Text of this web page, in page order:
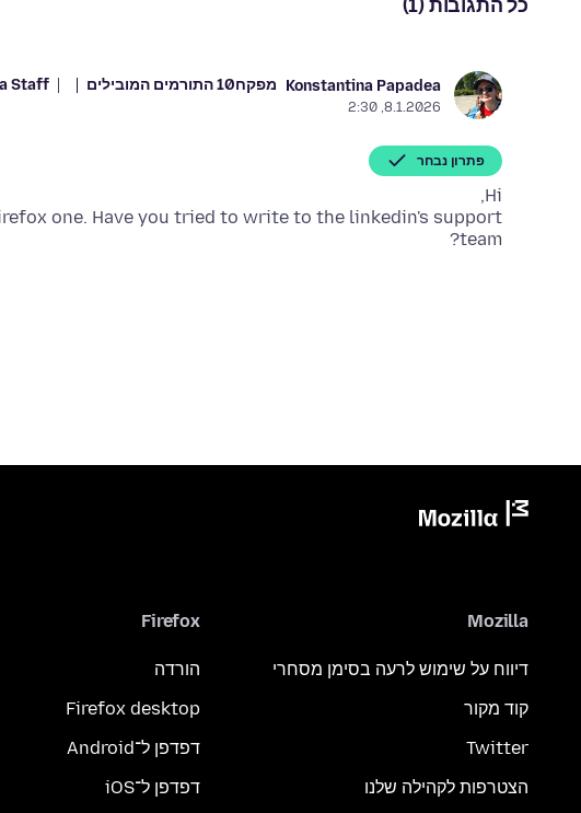
כל התגובות (1)
Konstantina Papadea מפקח10 התורמים המובילים Staff
8.1.2026, 2:30
פתרון נבחר
one. Have you tried to write to the linkedin's support
team?
Mozilla
דיווח על שימוש לרעה בסימן מסחרי
קוד מקור
Twitter
הצטרפות לקהילה שלנו
Firefox
הורדה
Firefox desktop
דפדפן ל־Android
דפדפן ל־iOS